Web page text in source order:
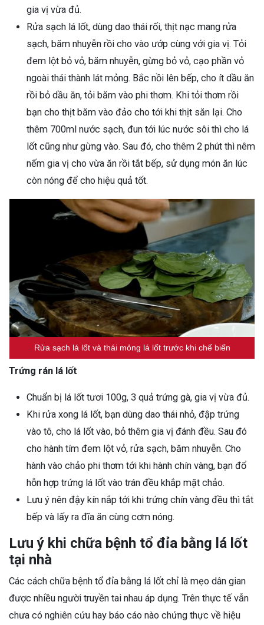
gia vị vừa đủ.
Rửa sạch lá lốt, dùng dao thái rối, thịt nạc mang rửa
sạch, băm nhuyễn rồi cho vào ướp cùng với gia vị. Tỏi
đem lột bỏ vỏ, băm nhuyễn, gừng bỏ vỏ, cạo phần vỏ
ngoài thái thành lát mỏng. Bắc nồi lên bếp, cho ít dầu ăn
rồi bỏ dầu ăn, tỏi băm vào phi thơm. Khi tỏi thơm rồi
bạn cho thịt băm vào đảo cho tới khi thịt săn lại. Cho
thêm 700ml nước sạch, đun tới lúc nước sôi thì cho lá
lốt cũng như gừng vào. Sau đó, cho thêm 2 phút thì nêm
nếm gia vị cho vừa ăn rồi tắt bếp, sử dụng món ăn lúc
còn nóng để cho hiệu quả tốt.
Rửa sạch lá lốt và thái mỏng lá lốt trước khi chế biến
Trứng rán lá lốt
Chuẩn bị lá lốt tươi 100g, 3 quả trứng gà, gia vị vừa đủ.
Khi rửa xong lá lốt, bạn dùng dao thái nhỏ, đập trứng
vào tô, cho lá lốt vào, bỏ thêm gia vị đánh đều. Sau đó
cho hành tím đem lột vỏ, rửa sạch, băm nhuyễn. Cho
hành vào chảo phi thơm tới khi hành chín vàng, bạn đổ
hỗn hợp trứng lá lốt vào trán đều khắp mặt chảo.
Lưu ý nên đậy kín nắp tới khi trứng chín vàng đều thì tắt
bếp và lấy ra đĩa ăn cùng cơm nóng.
Lưu ý khi chữa bệnh tổ đỉa bằng lá lốt
tại nhà
Các cách chữa bệnh tổ đỉa bằng lá lốt chỉ là mẹo dân gian
được nhiều người truyền tai nhau áp dụng. Trên thực tế vẫn
chưa có nghiên cứu hay báo cáo nào chứng thực về hiệu